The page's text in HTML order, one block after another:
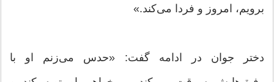
برویم، امروز و فردا می‌کند.»
دختر جوان در ادامه گفت: «حدس می‌زنم او با